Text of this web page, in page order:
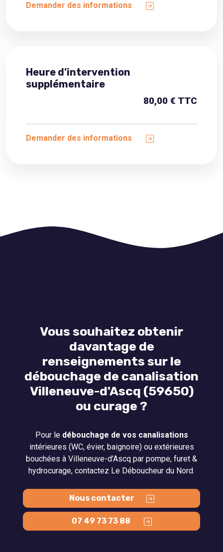
Demander des informations
Heure d’intervention
supplémentaire
80,00 € TTC
Demander des informations
Vous souhaitez obtenir
davantage de
renseignements sur le
débouchage de canalisation
Villeneuve-d'Ascq (59650)
ou curage ?
Pour le débouchage de vos canalisations
intérieures (WC, évier, baignoire) ou extérieures
bouchées à Villeneuve-d'Ascq par pompe, furet &
hydrocurage, contactez Le Déboucheur du Nord.
Nous contacter
07 49 73 73 88